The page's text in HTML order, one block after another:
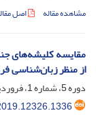
مشاهده مقاله اصل
مقایسه کلیشه‌های
از منظر زبان‌شناسی
دوره 5، شماره 1، فروردین 1399، صفحه